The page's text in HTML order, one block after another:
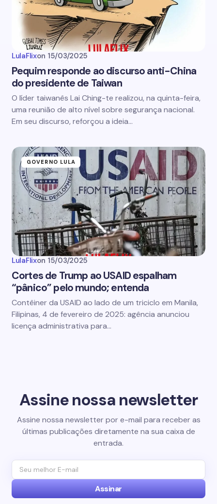
LulaFlixon 15/03/2025
Pequim responde ao discurso anti-China
do presidente de Taiwan
O líder taiwanês Lai Ching-te realizou, na quinta-feira,
uma reunião de alto nível sobre segurança nacional.
Em seu discurso, reforçou a ideia…
GOVERNO LULA
LulaFlixon 15/03/2025
Cortes de Trump ao USAID espalham
“pânico” pelo mundo; entenda
Contêiner da USAID ao lado de um triciclo em Manila,
Filipinas, 4 de fevereiro de 2025: agência anunciou
licença administrativa para…
Assine nossa newsletter
Assine nossa newsletter por e-mail para receber as
últimas publicações diretamente na sua caixa de
entrada.
Assinar